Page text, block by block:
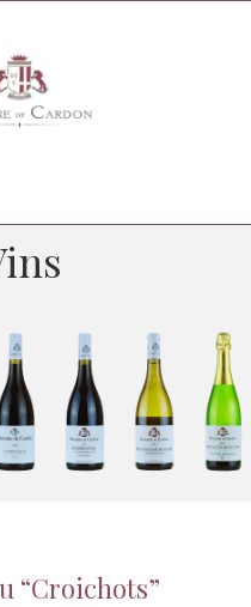
“Croichots”